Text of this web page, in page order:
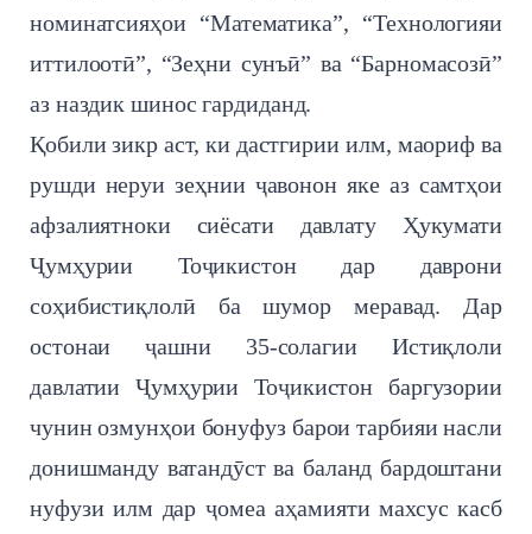
номинатсияҳои “Математика”, “Технологияи
иттилоотӣ”, “Зеҳни сунъӣ” ва “Барномасозӣ”
аз наздик шинос гардиданд.
Қобили зикр аст, ки дастгирии илм, маориф ва
рушди неруи зеҳнии ҷавонон яке аз самтҳои
афзалиятноки сиёсати давлату Ҳукумати
Ҷумҳурии Тоҷикистон дар даврони
соҳибистиқлолӣ ба шумор меравад. Дар
остонаи ҷашни 35-солагии Истиқлоли
давлатии Ҷумҳурии Тоҷикистон баргузории
чунин озмунҳои бонуфуз барои тарбияи насли
донишманду ватандӯст ва баланд бардоштани
нуфузи илм дар ҷомеа аҳамияти махсус касб